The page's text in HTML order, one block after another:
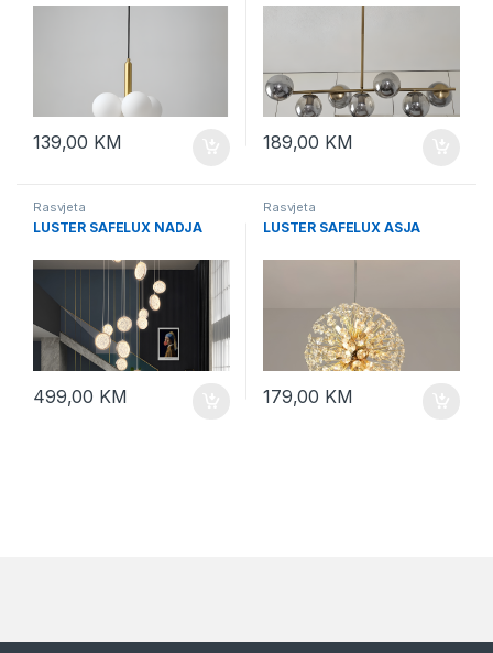
139,00 KM 189,00 KM
Rasvjeta
LUSTER SAFELUX NADJA
499,00 KM
Rasvjeta
LUSTER SAFELUX ASJA
179,00 KM